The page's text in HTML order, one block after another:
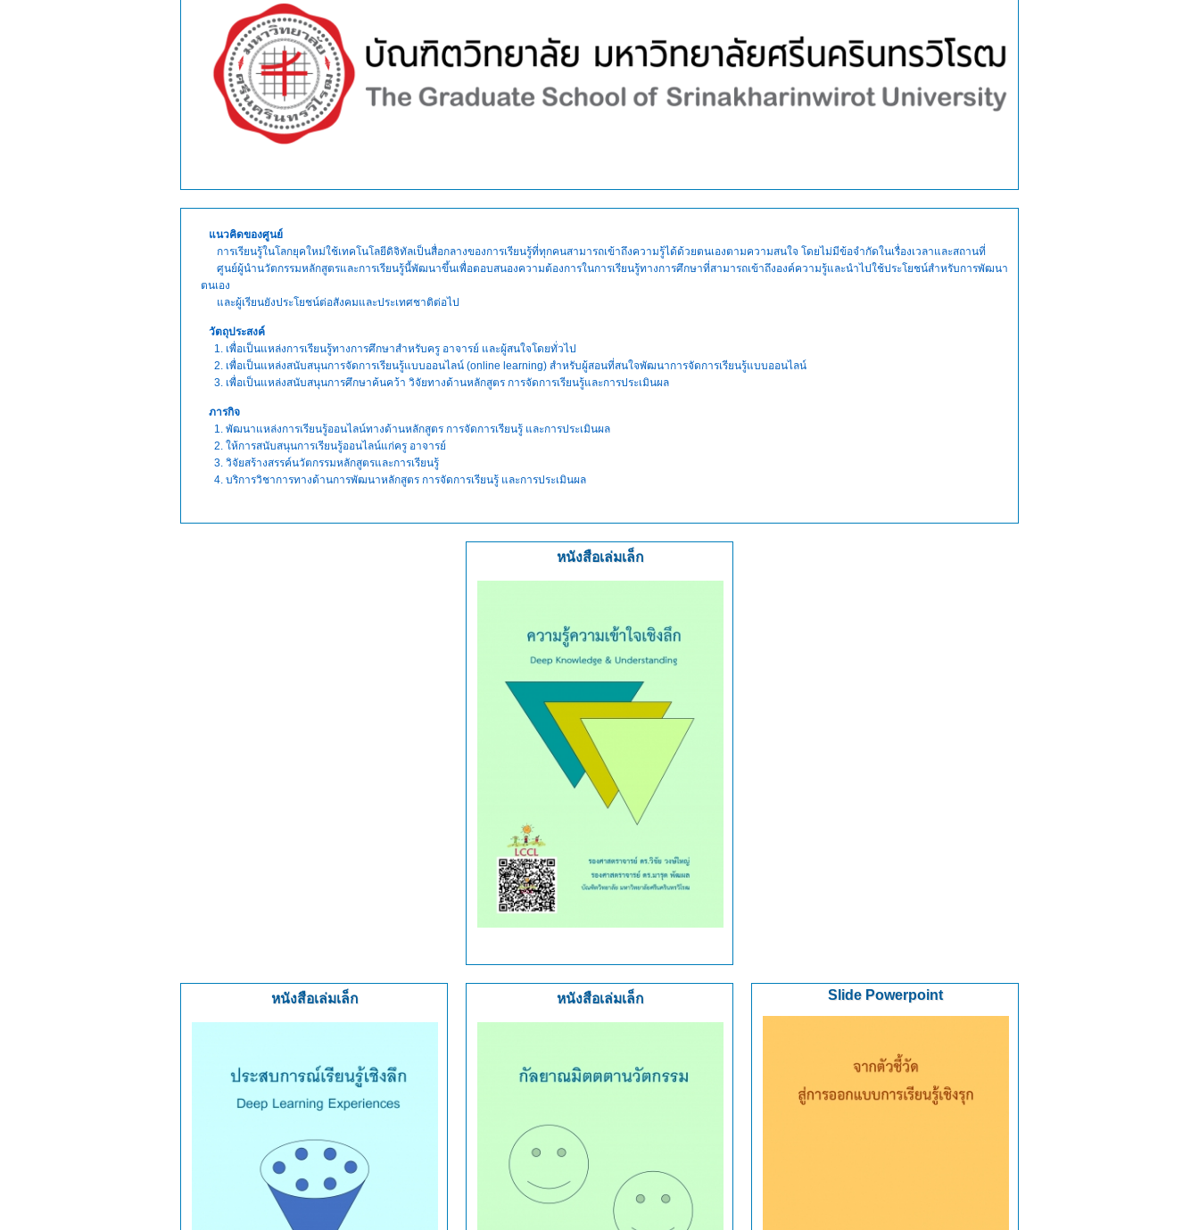
แนวคิดของศูนย์
การเรียนรู้ในโลกยุคใหม่ใช้เทคโนโลยีดิจิทัลเป็นสื่อกลางของการเรียนรู้ที่ทุกคนสามารถเข้าถึงความรู้ได้ด้วยตนเองตามความสนใจ โดยไม่มีข้อจำกัดในเรื่องเวลาและสถานที่
ศูนย์ผู้นำนวัตกรรมหลักสูตรและการเรียนรู้นี้พัฒนาขึ้นเพื่อตอบสนองความต้องการในการเรียนรู้ทางการศึกษาที่สามารถเข้าถึงองค์ความรู้และนำไปใช้ประโยชน์สำหรับการพัฒนา
ตนเอง
และผู้เรียนยังประโยชน์ต่อสังคมและประเทศชาติต่อไป
วัตถุประสงค์
1. เพื่อเป็นแหล่งการเรียนรู้ทางการศึกษาสำหรับครู อาจารย์ และผู้สนใจโดยทั่วไป
2. เพื่อเป็นแหล่งสนับสนุนการจัดการเรียนรู้แบบออนไลน์ (online learning) สำหรับผู้สอนที่สนใจพัฒนาการจัดการเรียนรู้แบบออนไลน์
3. เพื่อเป็นแหล่งสนับสนุนการศึกษาค้นคว้า วิจัยทางด้านหลักสูตร การจัดการเรียนรู้และการประเมินผล
ภารกิจ
1. พัฒนาแหล่งการเรียนรู้ออนไลน์ทางด้านหลักสูตร การจัดการเรียนรู้ และการประเมินผล
2. ให้การสนับสนุนการเรียนรู้ออนไลน์แก่ครู อาจารย์
3. วิจัยสร้างสรรค์นวัตกรรมหลักสูตรและการเรียนรู้
4. บริการวิชาการทางด้านการพัฒนาหลักสูตร การจัดการเรียนรู้ และการประเมินผล
หนังสือเล่มเล็ก
หนังสือเล่มเล็ก หนังสือเล่มเล็ก Slide Powerpoint